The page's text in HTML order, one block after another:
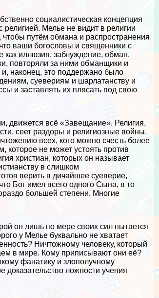
социалистическая концепция
Мелье не видит в религии
путём обмана и распространения
ваши богословы и священники с
как иллюзия, заблуждение, обман,
повторяли за ними обманщики и
наконец, это поддержано было
суевериям и шарлатанству и
и заставлять их плясать под свою
движется всё «Завещание». Религия,
сеет раздоры и религиозные войны.
всех, кого можно счесть более
которое не может устоять против
христиан, которых он называет
в слишком
верить в дичайшее суеверие,
Бог имел всего одного Сына, в то
большей степени. Многие
он лишь по мере своих сил пытается
у Мелье буквально не хватает
Ничтожному человеку, который
в мире. Кому приписывают они её?
фанатику и злополучному
доказательство ложности учения